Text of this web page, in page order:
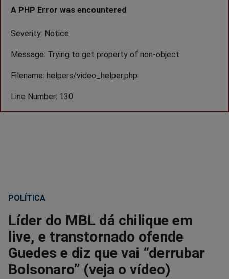
A PHP Error was encountered
Severity: Notice
Message: Trying to get property of non-object
Filename: helpers/video_helper.php
Line Number: 130
POLÍTICA
Líder do MBL dá chilique em
live, e transtornado ofende
Guedes e diz que vai “derrubar
Bolsonaro” (veja o vídeo)